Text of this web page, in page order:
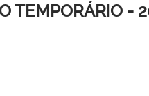
TEMPORÁRIO -